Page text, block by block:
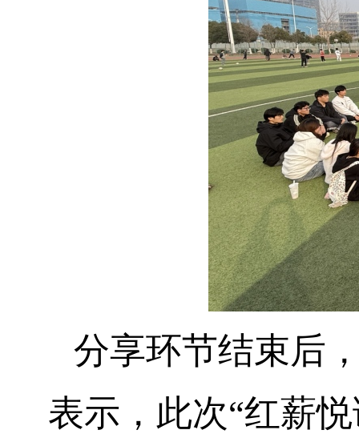
分享环节结束后
表示，此次“红薪